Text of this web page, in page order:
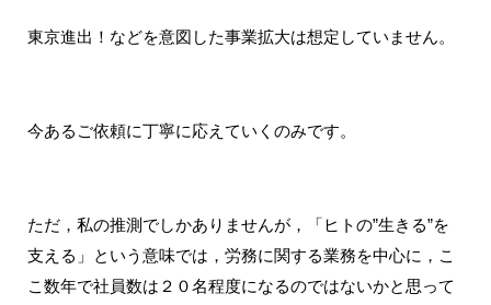
東京進出！などを意図した事業拡大は想定していません。
今あるご依頼に丁寧に応えていくのみです。
ただ，私の推測でしかありませんが，「ヒトの”生きる”を
支える」という意味では，労務に関する業務を中心に，こ
こ数年で社員数は２０名程度になるのではないかと思って